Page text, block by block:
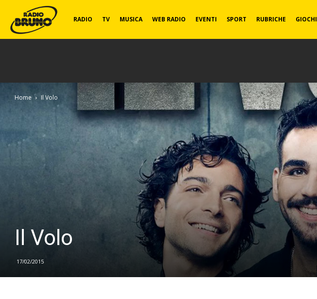
Radio
RADIO TV MUSICA WEB RADIO EVENTI SPORT RUBRICHE GIOCHI
Home Il Volo
Il Volo
17/02/2015